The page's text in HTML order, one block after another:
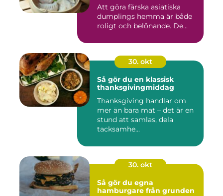
Att göra färska asiatiska
dumplings hemma är både
roligt och belönande. De...
30. okt
Så gör du en klassisk
thanksgivingmiddag
Thanksgiving handlar om
mer än bara mat – det är en
stund att samlas, dela
tacksamhe...
30. okt
Så gör du egna
hamburgare från grunden